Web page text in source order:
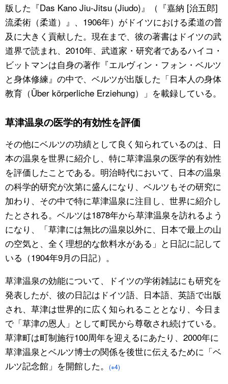
版した『Das Kano Jiu-Jitsu (Jiudo)』（『嘉納 [治五郎]
流柔術（柔道）』、1906年）がドイツにおける柔道の普
及に大きく貢献した。現在まで、彼の著書はドイツの武
道界で読まれ、2010年、武道家・研究者であるハイコ・
ビットマンは自身の著作『エルヴィン・フォン・ベルツ
と身体修練』の中で、ベルツが出版した「日本人の身体
教育（Über körperliche Erziehung）」を載録している。
草津温泉の医学的有効性を評価
その他にベルツの功績として良く知られているのは、日
本の温泉を世界に紹介し、特に草津温泉の医学的有効性
を評価したことである。明治時代において、日本の温泉
の科学的研究が次第に盛んになり、ベルツもその研究に
加わり、その中で特に草津温泉に注目し、世界に紹介し
たとされる。ベルツは1878年から草津温泉を訪れるよう
になり、「草津には無比の温泉以外に、日本で最上の山
の空気と、全く理想的な飲料水がある」と日記に記して
いる（1904年9月の日記）。
草津温泉の効能について、ドイツの学術雑誌にも研究を
発表したが、彼の日記はドイツ語、日本語、英語で出版
され、草津は世界的に広く知られることとなり、今日ま
で「草津の恩人」として町民から尊敬され続けている。
草津町は町制施行100周年を迎えるにあたり、2000年に
草津温泉とベルツ博士の関係を後世に伝えるために「ベ
ルツ記念館」を開館した。
(※4)